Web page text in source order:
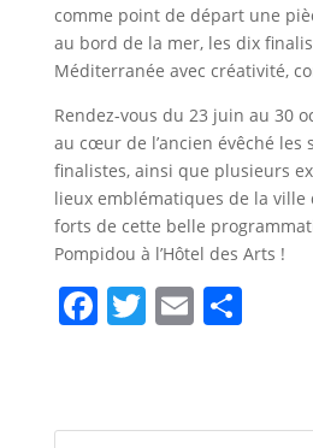
comme point de départ une
au bord de la mer, les dix
Méditerranée avec créativité,
Rendez-vous du 23 juin au 30
au cœur de l’ancien évêché les
finalistes, ainsi que plusieurs
lieux emblématiques de la ville
forts de cette belle
Pompidou à l’Hôtel des Arts !
F
e
T
er
E
l
S
e